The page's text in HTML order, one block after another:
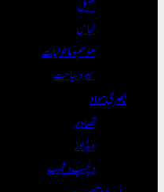
لباس
موسم و ماحولیات
سیر و سیاحت
بصری مواد
تصاویر
ویڈیوز
دلچسپ و عجیب